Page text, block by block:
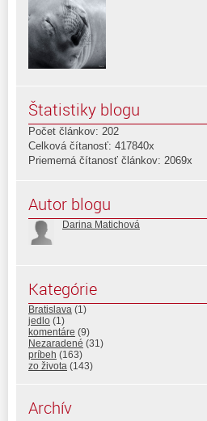
Štatistiky blogu
Počet článkov: 202
Celková čítanosť: 417840x
Priemerná čítanosť článkov: 2069x
Autor blogu
Darina Matichová
Kategórie
Bratislava (1)
jedlo (1)
komentáre (9)
Nezaradené (31)
príbeh (163)
zo života (143)
Archív